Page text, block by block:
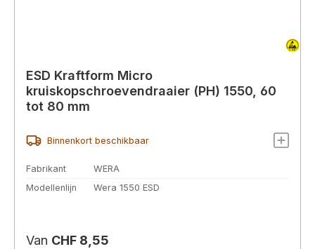
ESD Kraftform Micro
kruiskopschroevendraaier (PH) 1550, 60
tot 80 mm
Binnenkort beschikbaar
Fabrikant
WERA
Modellenlijn
Wera 1550 ESD
Normale prijs:
Van CHF 8,55